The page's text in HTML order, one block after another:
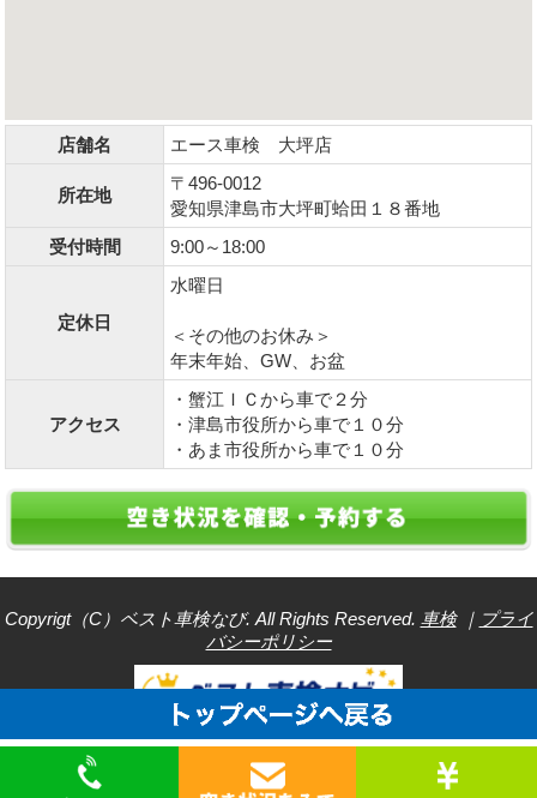
店舗名 エース車検 大坪店
所在地
〒496-0012
愛知県津島市大坪町蛤田１８番地
受付時間
9:00～18:00
定休日
水曜日
＜その他のお休み＞
年末年始、GW、お盆
アクセス
・蟹江ＩＣから車で２分
・津島市役所から車で１０分
・あま市役所から車で１０分
Copyrigt（C）ベスト車検なび. All Rights Reserved. 車検｜ プライ
バシーポリシー